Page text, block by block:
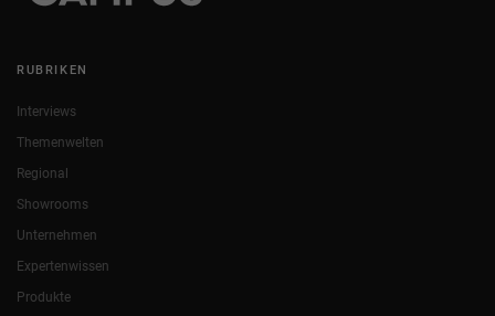
RUBRIKEN
Interviews
Themenwelten
Regional
Showrooms
Unternehmen
Expertenwissen
Produkte